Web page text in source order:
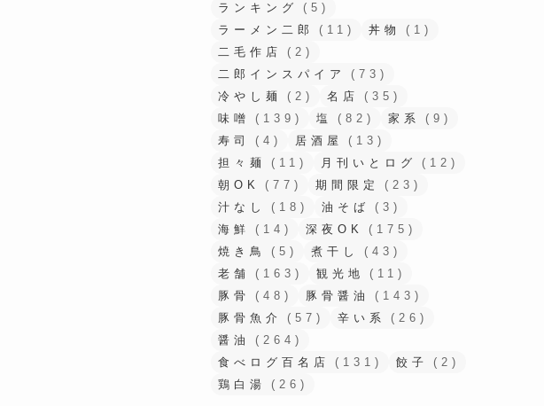
ランキング
(5)
ラーメン二郎
(11) 丼物
(1)
二毛作店
(2)
二郎インスパイア
(73)
冷やし麺
(2) 名店
(35)
味噌
(139) 塩 (82) 家系
(9)
寿司
(4) 居酒屋
(13)
担々麺
(11) 月刊いとログ
(12)
朝OK
(77) 期間限定
(23)
汁なし
(18) 油そば
(3)
海鮮
(14) 深夜OK
(175)
焼き鳥
(5) 煮干し
(43)
老舗
(163) 観光地
(11)
豚骨
(48) 豚骨醤油
(143)
豚骨魚介
(57) 辛い系
(26)
醤油
(264)
食べログ百名店
(131) 餃子
(2)
鶏白湯
(26)